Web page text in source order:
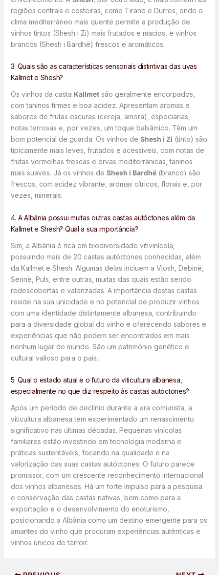
regiões centrais e costeiras, como Tiranë e Durrës, onde o
clima mediterrâneo mais quente permite a produção de
vinhos tintos (Shesh i Zi) mais frutados e macios, e vinhos
brancos (Shesh i Bardhë) frescos e aromáticos.
3. Quais são as características sensoriais distintivas das uvas
Kallmet e Shesh?
Os vinhos da casta Kallmetsão geralmente encorpados,
com taninos firmes e boa acidez. Apresentam aromas e
sabores de frutas escuras (cereja, amora), especiarias,
notas terrosas e, por vezes, um toque balsâmico. Têm um
bom potencial de guarda. Os vinhos de Shesh i Zi (tinto) são
tipicamente mais leves, frutados e acessíveis, com notas de
frutas vermelhas frescas e ervas mediterrânicas, taninos
mais suaves. Já os vinhos de Shesh i Bardhë(branco) são
frescos, com acidez vibrante, aromas cítricos, florais e, por
vezes, minerais.
4. A Albânia possui muitas outras castas autóctones além da
Kallmet e Shesh? Qual a sua importância?
Sim, a Albânia é rica em biodiversidade vitivinícola,
possuindo mais de 20 castas autóctones conhecidas, além
da Kallmet e Shesh. Algumas delas incluem a Vlosh, Debinë,
Serinë, Puls, entre outras, muitas das quais estão sendo
redescobertas e valorizadas. A importância destas castas
reside na sua unicidade e no potencial de produzir vinhos
com uma identidade distintamente albanesa, contribuindo
para a diversidade global do vinho e oferecendo sabores e
experiências que não podem ser encontrados em mais
nenhum lugar do mundo. São um património genético e
cultural valioso para o país.
5. Qual o estado atual e o futuro da viticultura albanesa,
especialmente no que diz respeito às castas autóctones?
Após um período de declínio durante a era comunista, a
viticultura albanesa tem experimentado um renascimento
significativo nas últimas décadas. Pequenas vinícolas
familiares estão investindo em tecnologia moderna e
práticas sustentáveis, focando na qualidade e na
valorização das suas castas autóctones. O futuro parece
promissor, com um crescente reconhecimento internacional
dos vinhos albaneses. Há um forte impulso para a pesquisa
e conservação das castas nativas, bem como para a
exportação e o desenvolvimento do enoturismo,
posicionando a Albânia como um destino emergente para os
amantes do vinho que procuram experiências autênticas e
vinhos únicos de terroir.